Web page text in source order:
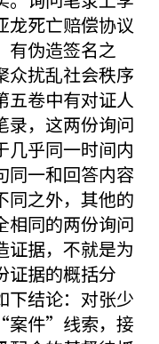
龙死亡赔偿协议
有伪造签名之
众扰乱社会秩序
五卷中有对证人
录，这两份询问
几乎同一时间内
同一和回答内容
同之外，其他的
相同的两份询问
证据，不就是为
证据的概括分
下结论：对张少
案件”线索，接